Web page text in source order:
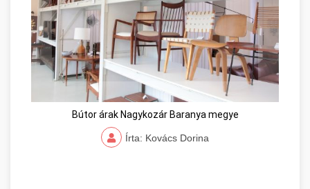
Bútor árak Nagykozár Baranya megye
Írta: Kovács Dorina